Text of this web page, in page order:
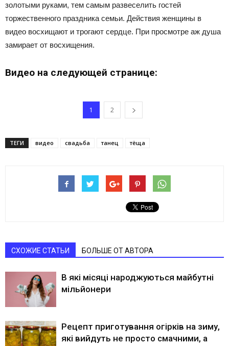
золотыми руками, тем самым развеселить гостей
торжественного праздника семьи. Действия женщины в
видео восхищают и трогают сердце. При просмотре аж душа
замирает от восхищения.
Видео на следующей странице:
1 2
ТЕГИ видео свадьба танец тёща
СХОЖИЕ СТАТЬИ БОЛЬШЕ ОТ АВТОРА
В які місяці народжуються майбутні
мільйонери
Рецепт приготування огірків на зиму,
які вийдуть не просто смачними, а